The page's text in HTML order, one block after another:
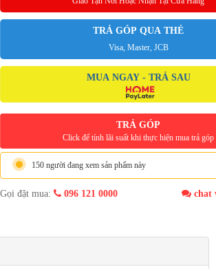
TRẢ GÓP QUA THẺ
Visa, Master, JCB
MUA NGAY - TRẢ SAU
TRẢ GÓP
Click để tính lãi suất khi thực hiện mua trả góp
150 người đang xem sản phẩm này
Gọi đặt mua: 096 121 0000 chat